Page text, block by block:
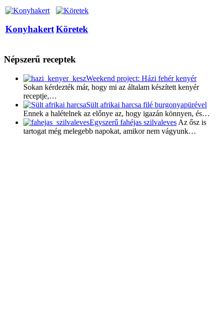
KonyhakertKöretek
Népszerű receptek
Weekend project: Házi fehér kenyér
Sokan kérdezték már, hogy mi az általam készített kenyér
receptje,…
Sült afrikai harcsa filé burgonyapürével
Ennek a halételnek az előnye az, hogy igazán könnyen, és…
Egyszerű fahéjas szilvaleves Az ősz is
tartogat még melegebb napokat, amikor nem vágyunk…